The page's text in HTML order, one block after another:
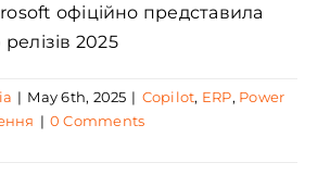
офіційно представила
2025
| May 6th, 2025 | Copilot, ERP, Power
| 0 Comments